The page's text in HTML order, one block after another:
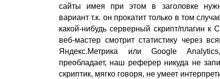
сайты имея при этом в заголовке
вариант т.к. он прокатит только в том
какой-нибудь серверный скрипт/плагин к
веб-мастер смотрит статистику через
Яндекс.Метрика или Google
преобладает, наш реферер никуда не
скриптик, мягко говоря, не умеет